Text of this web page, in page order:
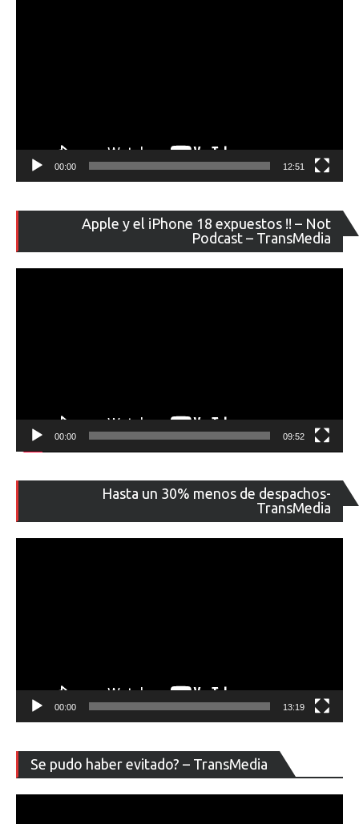
00:00 12:51
Apple y el iPhone 18 expuestos !! – Not
Podcast – TransMedia
de
00:00 09:52
Hasta un 30% menos de despachos-
TransMedia
de
00:00 13:19
Se pudo haber evitado? – TransMedia
de